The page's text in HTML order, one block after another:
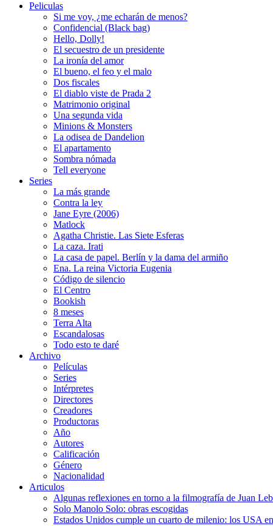
Peliculas
Si me voy, ¿me echarán de menos?
Confidencial (Black bag)
Hello, Dolly!
El secuestro de un presidente
La ironía del amor
El bueno, el feo y el malo
Dos fiscales
El diablo viste de Prada 2
Matrimonio original
Una segunda vida
Minions & Monsters
La odisea de Dandelion
El apartamento
Sombra nómada
Tell everyone
Series
La más grande
Contra la ley
Jane Eyre (2006)
Matlock
Agatha Christie. Las Siete Esferas
La caza. Irati
La casa de papel. Berlín y la dama del armiño
Ena. La reina Victoria Eugenia
Código de silencio
El Centro
Bookish
8 meses
Terra Alta
Escandalosas
Todo esto te daré
Archivo
Películas
Series
Intérpretes
Directores
Creadores
Productoras
Año
Autores
Calificación
Género
Nacionalidad
Articulos
Algunas reflexiones en torno a la filmografía de Juan
Solo Manolo Solo: obras escogidas
Estados Unidos cumple un cuarto de milenio: los USA